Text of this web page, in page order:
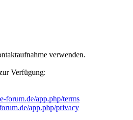
verwenden.
Verfügung:
forum.de/app.php/terms
app.php/privacy